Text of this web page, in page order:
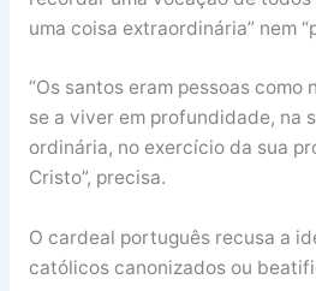
uma coisa extraordinária” nem
“Os santos eram pessoas como
se a viver em profundidade, na
ordinária, no exercício da sua
Cristo”, precisa.
O cardeal português recusa a
católicos canonizados ou